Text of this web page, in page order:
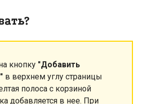
кнопку "Добавить
в верхнем углу страницы
полоса с корзиной
добавляется в нее. При